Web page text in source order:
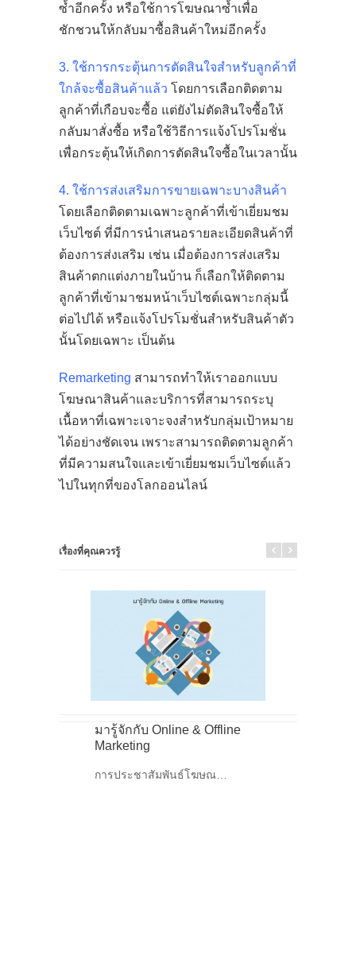
ซ้ำอีกครั้ง หรือใช้การโฆษณาซ้ำเพื่อ
ชักชวนให้กลับมาซื้อสินค้าใหม่อีกครั้ง
3. ใช้การกระตุ้นการตัดสินใจสำหรับลูกค้าที่
ใกล้จะซื้อสินค้าแล้ว โดยการเลือกติดตาม
ลูกค้าที่เกือบจะซื้อ แต่ยังไม่ตัดสินใจซื้อให้
กลับมาสั่งซื้อ หรือใช้วิธีการแจ้งโปรโมชั่น
เพื่อกระตุ้นให้เกิดการตัดสินใจซื้อในเวลานั้น
4. ใช้การส่งเสริมการขายเฉพาะบางสินค้า
โดยเลือกติดตามเฉพาะลูกค้าที่เข้าเยี่ยมชม
เว็บไซต์ ที่มีการนำเสนอรายละเอียดสินค้าที่
ต้องการส่งเสริม เช่น เมื่อต้องการส่งเสริม
สินค้าตกแต่งภายในบ้าน ก็เลือกให้ติดตาม
ลูกค้าที่เข้ามาชมหน้าเว็บไซต์เฉพาะกลุ่มนี้
ต่อไปได้ หรือแจ้งโปรโมชั่นสำหรับสินค้าตัว
นั้นโดยเฉพาะ เป็นต้น
Remarketing สามารถทำให้เราออกแบบ
โฆษณาสินค้าและบริการที่สามารถระบุ
เนื้อหาที่เฉพาะเจาะจงสำหรับกลุ่มเป้าหมาย
ได้อย่างชัดเจน เพราะสามารถติดตามลูกค้า
ที่มีความสนใจและเข้าเยี่ยมชมเว็บไซต์แล้ว
ไปในทุกที่ของโลกออนไลน์
เรื่องที่คุณควรรู้
มารู้จักกับ Online & Offline
Marketing
การประชาสัมพันธ์โฆษณ…